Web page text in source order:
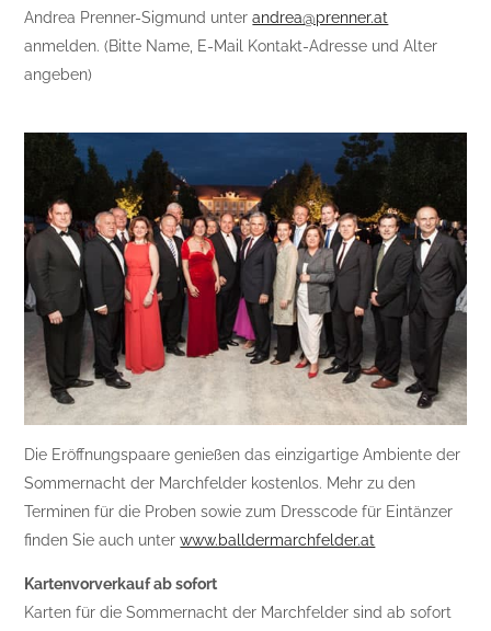
Andrea Prenner-Sigmund unterandrea@prenner.at
anmelden. (Bitte Name, E-Mail Kontakt-Adresse und Alter
angeben)
Die Eröffnungspaare genießen das einzigartige Ambiente der
Sommernacht der Marchfelder kostenlos. Mehr zu den
Terminen für die Proben sowie zum Dresscode für Eintänzer
finden Sie auch unterwww.balldermarchfelder.at
Kartenvorverkauf ab sofort
Karten für die Sommernacht der Marchfelder sind ab sofort